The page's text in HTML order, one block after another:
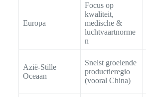
Europa
Focus op
kwaliteit,
medische &
luchtvaartnorme
n
Azië-Stille
Oceaan
Snelst groeiende
productieregio
(vooral China)